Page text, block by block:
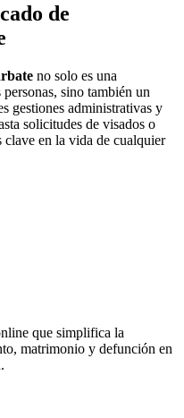
de
no solo es una
sino también un
gestiones administrativas y
solicitudes de visados o
clave en la vida de cualquier
que simplifica la
matrimonio y defunción en